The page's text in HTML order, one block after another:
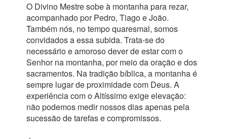
O Divino Mestre sobe à montanha para rezar,
acompanhado por Pedro, Tiago e João.
Também nós, no tempo quaresmal, somos
convidados a essa subida. Trata-se do
necessário e amoroso dever de estar com o
Senhor na montanha, por meio da oração e dos
sacramentos. Na tradição bíblica, a montanha é
sempre lugar de proximidade com Deus. A
experiência com o Altíssimo exige elevação:
não podemos medir nossos dias apenas pela
sucessão de tarefas e compromissos.